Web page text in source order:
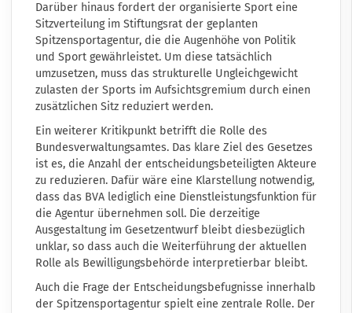
Darüber hinaus fordert der organisierte Sport eine
Sitzverteilung im Stiftungsrat der geplanten
Spitzensportagentur, die die Augenhöhe von Politik
und Sport gewährleistet. Um diese tatsächlich
umzusetzen, muss das strukturelle Ungleichgewicht
zulasten der Sports im Aufsichtsgremium durch einen
zusätzlichen Sitz reduziert werden.
Ein weiterer Kritikpunkt betrifft die Rolle des
Bundesverwaltungsamtes. Das klare Ziel des Gesetzes
ist es, die Anzahl der entscheidungsbeteiligten Akteure
zu reduzieren. Dafür wäre eine Klarstellung notwendig,
dass das BVA lediglich eine Dienstleistungsfunktion für
die Agentur übernehmen soll. Die derzeitige
Ausgestaltung im Gesetzentwurf bleibt diesbezüglich
unklar, so dass auch die Weiterführung der aktuellen
Rolle als Bewilligungsbehörde interpretierbar bleibt.
Auch die Frage der Entscheidungsbefugnisse innerhalb
der Spitzensportagentur spielt eine zentrale Rolle. Der